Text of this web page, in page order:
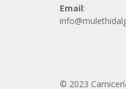
Email:
© 2023